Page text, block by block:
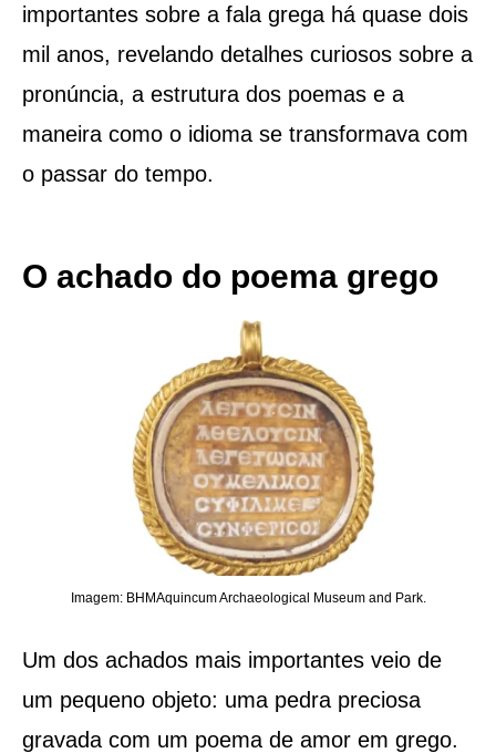
importantes sobre a fala grega há quase dois
mil anos, revelando detalhes curiosos sobre a
pronúncia, a estrutura dos poemas e a
maneira como o idioma se transformava com
o passar do tempo.
O achado do poema grego
Imagem: BHMAquincum Archaeological Museum and Park.
Um dos achados mais importantes veio de
um pequeno objeto: uma pedra preciosa
gravada com um poema de amor em grego.